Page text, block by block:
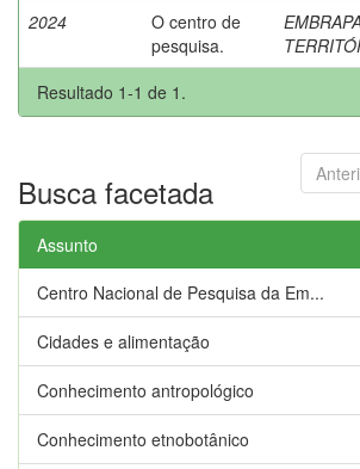
2024
O centro de
pesquisa.
Resultado 1-1 de 1.
Busca facetada
Assunto
Centro Nacional de Pesquisa da Em...
Cidades e alimentação
Conhecimento antropológico
Conhecimento etnobotânico